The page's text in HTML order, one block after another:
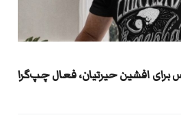
سال حبس برای افشین حیرتیان، فعال چپ‌گرا